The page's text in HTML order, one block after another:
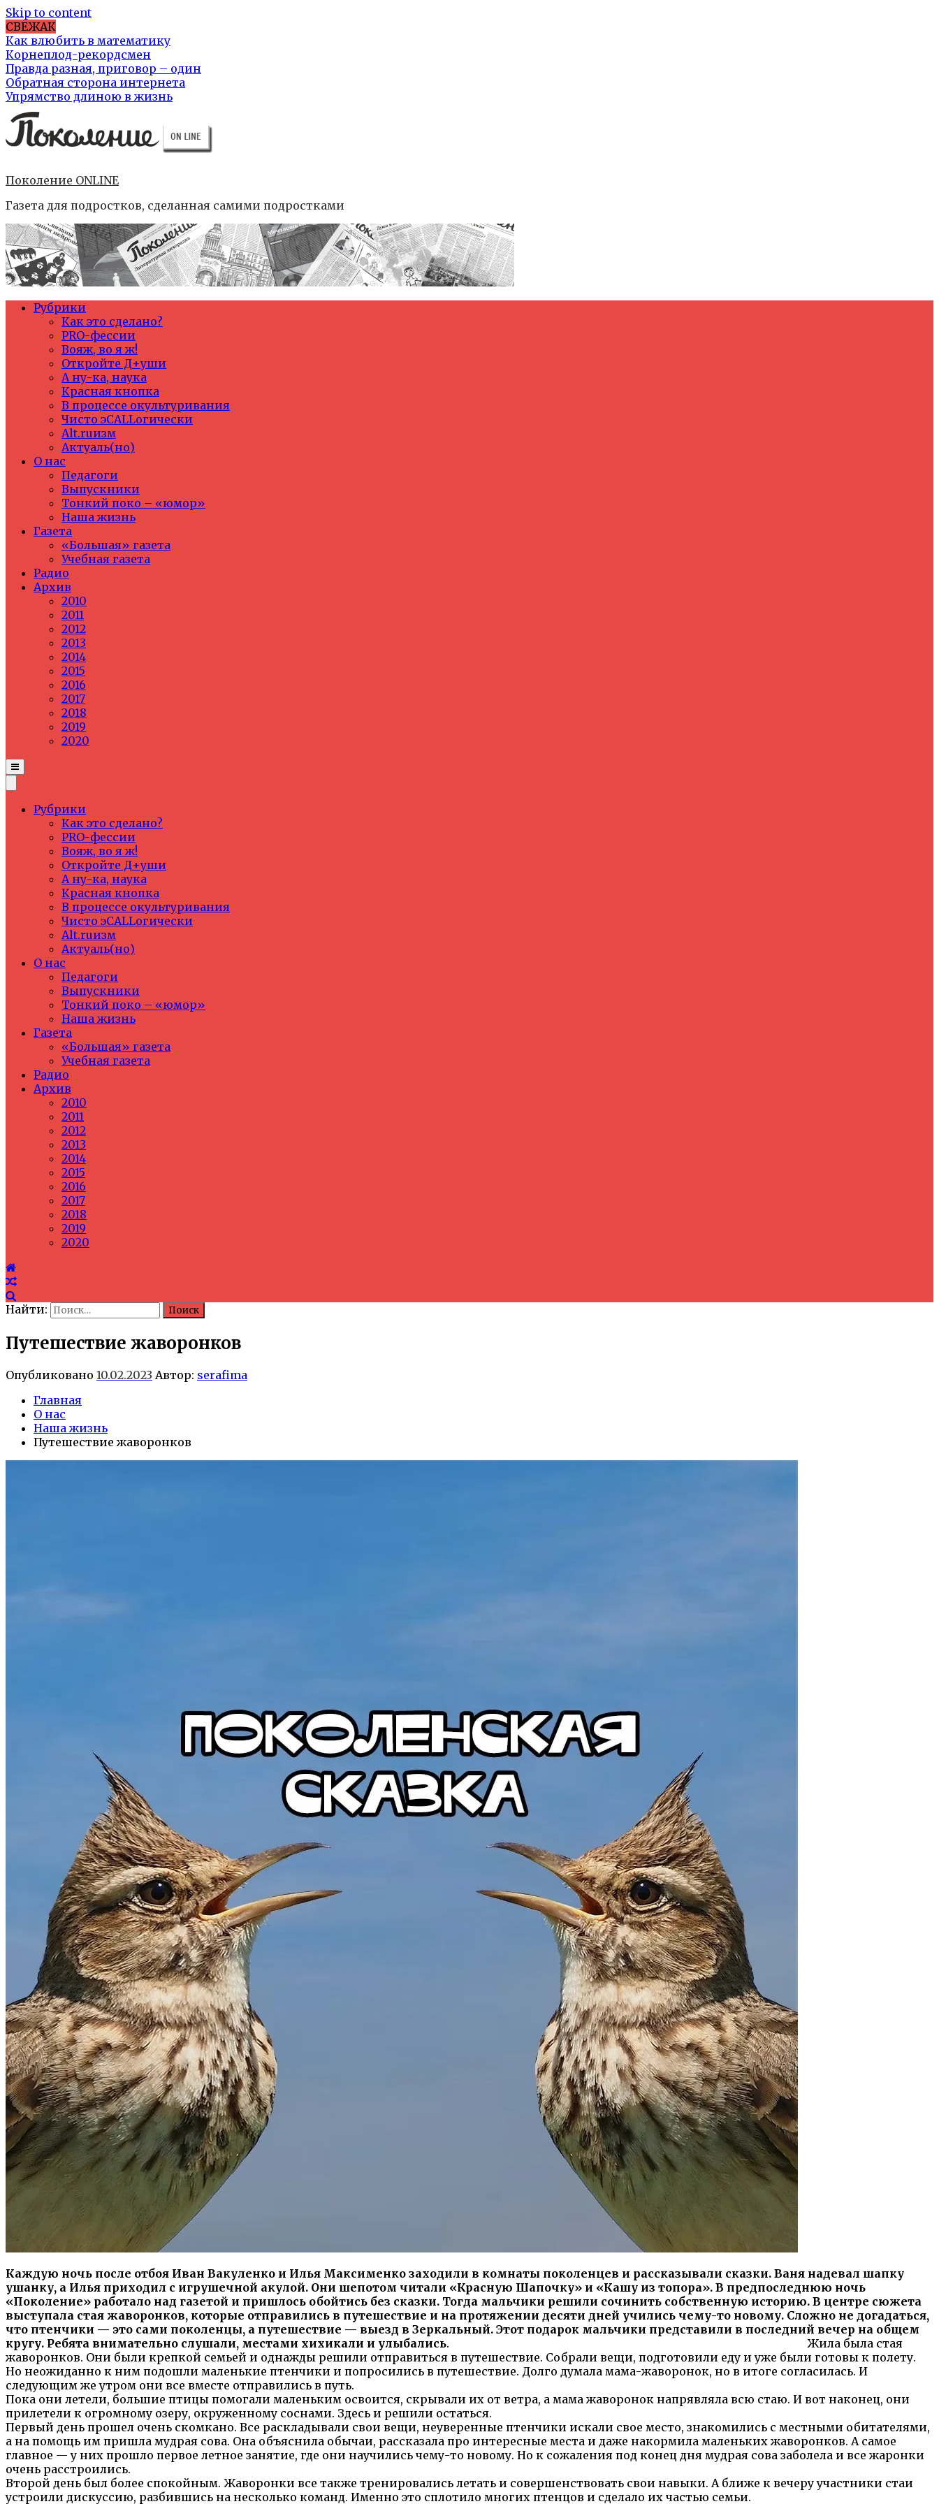
Skip to content
СВЕЖАК
Как влюбить в математику
Корнеплод-рекордсмен
Правда разная, приговор – один
Обратная сторона интернета
Упрямство длиною в жизнь
Поколение ONLINE
Газета для подростков, сделанная самими подростками
Рубрики
Как это сделано?
PRO-фессии
Вояж, во я ж!
Откройте Д+уши
А ну-ка, наука
Красная кнопка
В процессе окультуривания
Чисто эCALLогически
Alt.ruизм
Актуаль(но)
О нас
Педагоги
Выпускники
Тонкий поко – «юмор»
Наша жизнь
Газета
«Большая» газета
Учебная газета
Радио
Архив
2010
2011
2012
2013
2014
2015
2016
2017
2018
2019
2020
Рубрики
Как это сделано?
PRO-фессии
Вояж, во я ж!
Откройте Д+уши
А ну-ка, наука
Красная кнопка
В процессе окультуривания
Чисто эCALLогически
Alt.ruизм
Актуаль(но)
О нас
Педагоги
Выпускники
Тонкий поко – «юмор»
Наша жизнь
Газета
«Большая» газета
Учебная газета
Радио
Архив
2010
2011
2012
2013
2014
2015
2016
2017
2018
2019
2020
Найти:
Путешествие жаворонков
Опубликовано 10.02.2023 Автор: serafima
Главная
О нас
Наша жизнь
Путешествие жаворонков
Каждую ночь после отбоя Иван Вакуленко и Илья Максименко заходили в комнаты поколенцев и рассказывали сказки. Ваня надевал шапку
ушанку, а Илья приходил с игрушечной акулой. Они шепотом читали «Красную Шапочку» и «Кашу из топора». В предпоследнюю ночь
«Поколение» работало над газетой и пришлось обойтись без сказки. Тогда мальчики решили сочинить собственную историю. В центре сюжета
выступала стая жаворонков, которые отправились в путешествие и на протяжении десяти дней учились чему-то новому. Сложно не догадаться,
что птенчики — это сами поколенцы, а путешествие — выезд в Зеркальный. Этот подарок мальчики представили в последний вечер на общем
кругу. Ребята внимательно слушали, местами хихикали и улыбались. Жила была стая
жаворонков. Они были крепкой семьей и однажды решили отправиться в путешествие. Собрали вещи, подготовили еду и уже были готовы к полету.
Но неожиданно к ним подошли маленькие птенчики и попросились в путешествие. Долго думала мама-жаворонок, но в итоге согласилась. И
следующим же утром они все вместе отправились в путь.
Пока они летели, большие птицы помогали маленьким освоится, скрывали их от ветра, а мама жаворонок напрявляла всю стаю. И вот наконец, они
прилетели к огромному озеру, окруженному соснами. Здесь и решили остаться.
Первый день прошел очень скомкано. Все раскладывали свои вещи, неуверенные птенчики искали свое место, знакомились с местными обитателями,
а на помощь им пришла мудрая сова. Она объяснила обычаи, рассказала про интересные места и даже накормила маленьких жаворонков. А самое
главное — у них прошло первое летное занятие, где они научились чему-то новому. Но к сожаления под конец дня мудрая сова заболела и все жаронки
очень расстроились.
Второй день был более спокойным. Жаворонки все также тренировались летать и совершенствовать свои навыки. А ближе к вечеру участники стаи
устроили дискуссию, разбившись на несколько команд. Именно это сплотило многих птенцов и сделало их частью семьи.